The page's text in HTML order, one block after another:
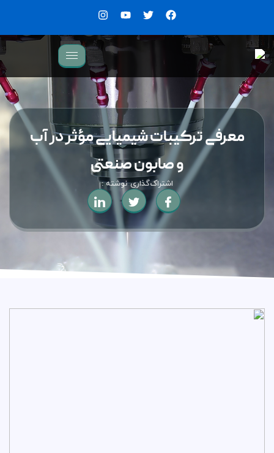
معرفی ترکیبات شیمیایی مؤثر در آب
و صابون صنعتی
اشتراک‌گذاری نوشته :